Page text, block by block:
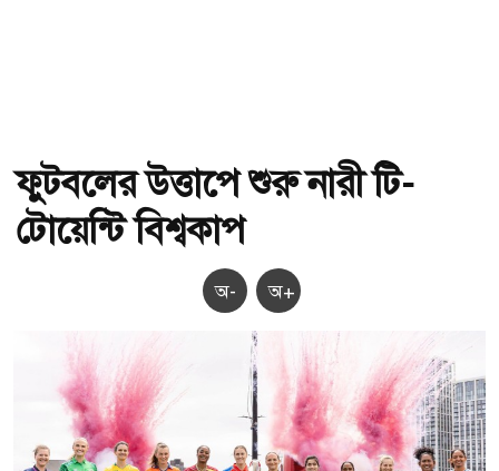
ফুটবলের উত্তাপে শুরু নারী টি-
টোয়েন্টি বিশ্বকাপ
অ- অ+